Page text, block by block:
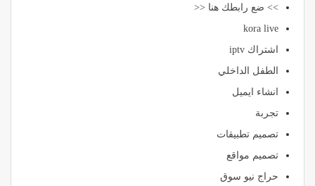
>> ضع رابطك هنا <<
kora live
اشتراك iptv
الطفل الداخلي
انشاء ايميل
تجربة
تصميم تطبيقات
تصميم مواقع
حراج نيو سوق